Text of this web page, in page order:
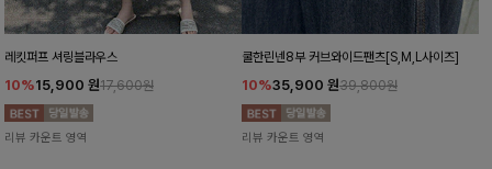
레킷퍼프 셔링블라우스
10%15,900 원17,600원
리뷰 카운트 영역
쿨한린넨8부 커브와이드팬츠[S,M,L사이즈]
10%35,900 원39,800원
리뷰 카운트 영역